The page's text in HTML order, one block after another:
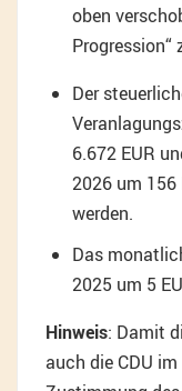
oben
Progression“
Der
6.672 EUR
2026 um 156
werden.
Das
2025 um 5
Hinweis: Damit
auch die CDU